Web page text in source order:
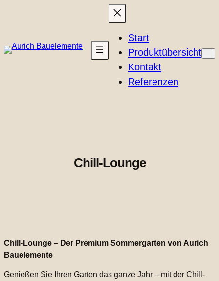
Start
Produktübersicht
Kontakt
Referenzen
Chill-Lounge
Chill-Lounge – Der Premium Sommergarten von Aurich
Bauelemente
Genießen Sie Ihren Garten das ganze Jahr – mit der Chill-